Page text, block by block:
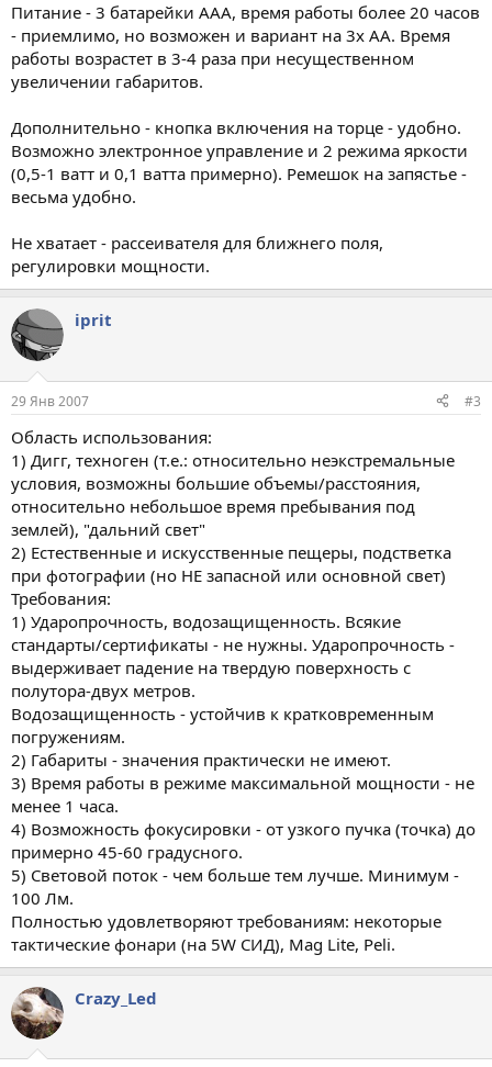
Питание - 3 батарейки AAA, время работы более 20 часов
- приемлимо, но возможен и вариант на 3х AA. Время
работы возрастет в 3-4 раза при несущественном
увеличении габаритов.
Дополнительно - кнопка включения на торце - удобно.
Возможно электронное управление и 2 режима яркости
(0,5-1 ватт и 0,1 ватта примерно). Ремешок на запястье -
весьма удобно.
Не хватает - рассеивателя для ближнего поля,
регулировки мощности.
iprit
29 Янв 2007 #3
Область использования:
1) Дигг, техноген (т.е.: относительно неэкстремальные
условия, возможны большие объемы/расстояния,
относительно небольшое время пребывания под
землей), "дальний свет"
2) Естественные и искусственные пещеры, подстветка
при фотографии (но НЕ запасной или основной свет)
Требования:
1) Ударопрочность, водозащищенность. Всякие
стандарты/сертификаты - не нужны. Ударопрочность -
выдерживает падение на твердую поверхность с
полутора-двух метров.
Водозащищенность - устойчив к кратковременным
погружениям.
2) Габариты - значения практически не имеют.
3) Время работы в режиме максимальной мощности - не
менее 1 часа.
4) Возможность фокусировки - от узкого пучка (точка) до
примерно 45-60 градусного.
5) Световой поток - чем больше тем лучше. Минимум -
100 Лм.
Полностью удовлетворяют требованиям: некоторые
тактические фонари (на 5W СИД), Mag Lite, Peli.
Crazy_Led